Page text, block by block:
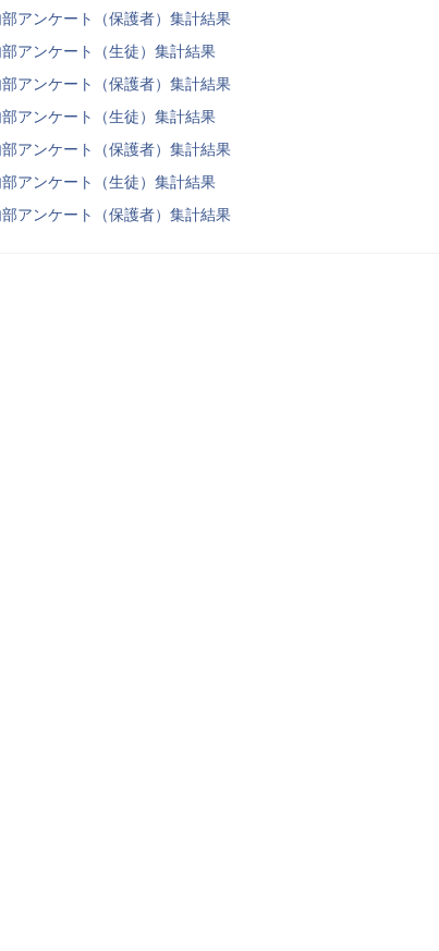
アンケート（保護者）集計結果
アンケート（生徒）集計結果
アンケート（保護者）集計結果
アンケート（生徒）集計結果
アンケート（保護者）集計結果
アンケート（生徒）集計結果
アンケート（保護者）集計結果